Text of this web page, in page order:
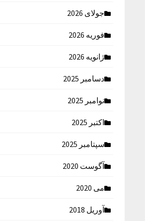
جولای 2026
فوریه 2026
ژانویه 2026
دسامبر 2025
نوامبر 2025
اکتبر 2025
سپتامبر 2025
آگوست 2020
می 2020
آوریل 2018